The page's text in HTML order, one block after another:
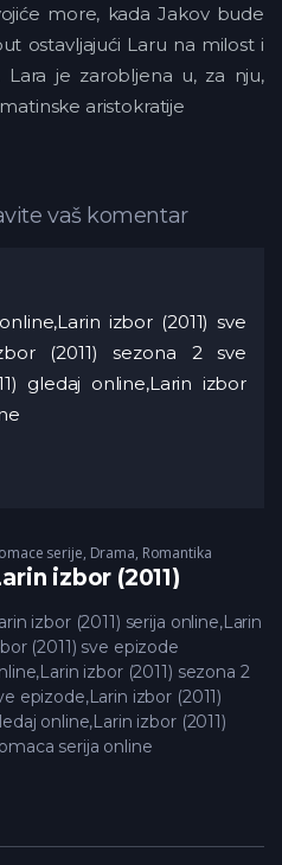
more, kada Jakov bude
ostavljajući Laru na milost i
je zarobljena u, za nju,
aristokratije
vaš komentar
izbor (2011) sve
(2011) sezona 2 sve
gledaj online,Larin izbor
serije, Drama, Romantika
izbor (2011)
izbor (2011) serija online,Larin
(2011) sve epizode
izbor (2011) sezona 2
epizode,Larin izbor (2011)
online,Larin izbor (2011)
serija online